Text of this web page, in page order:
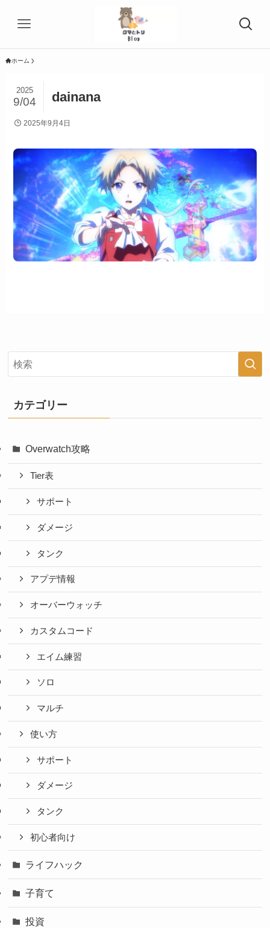
ホーム
dainana
2025
9/04
2025年9月4日
カテゴリー
Overwatch攻略
Tier表
サポート
ダメージ
タンク
アプデ情報
オーバーウォッチ
カスタムコード
エイム練習
ソロ
マルチ
使い方
サポート
ダメージ
タンク
初心者向け
ライフハック
子育て
投資